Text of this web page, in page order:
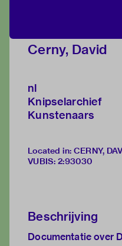
Cerny, David
nl
Knipselarchief
Kunstenaars
Located in: CERNY,
VUBIS: 2:93030
Beschrijving
Documentatie over